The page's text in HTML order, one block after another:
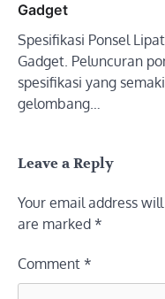
Gadget
Spesifikasi Ponsel
Gadget. Peluncuran
spesifikasi yang
gelombang…
Leave a Reply
Your email address
are marked *
Comment *